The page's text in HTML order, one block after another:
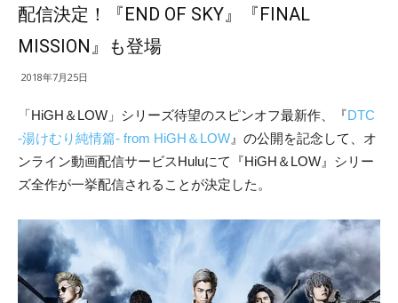
配信決定！『END OF SKY』『FINAL
MISSION』も登場
2018年7月25日
「HiGH＆LOW」シリーズ待望のスピンオフ最新作、『DTC
-湯けむり純情篇- from HiGH＆LOW 』の公開を記念して、オ
ンライン動画配信サービスHuluにて『HiGH＆LOW』シリー
ズ全作が一挙配信されることが決定した。